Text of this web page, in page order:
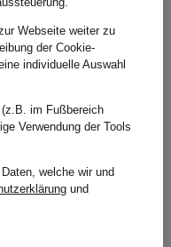
Webseite weiter zu
der Cookie-
individuelle Auswahl
im Fußbereich
Verwendung der Tools
welche wir und
und